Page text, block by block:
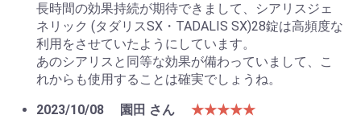
長時間の効果持続が期待できまして、シアリスジェ
ネリック (タダリスSX・TADALIS SX)28錠は高頻度な
利用をさせていたようにしています。
あのシアリスと同等な効果が備わっていまして、こ
れからも使用することは確実でしょうね。
2023/10/08
園田 さん
★★★★★